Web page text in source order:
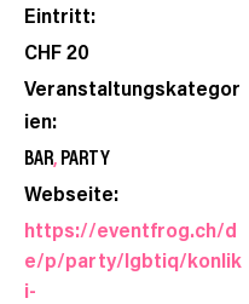
Eintritt:
CHF 20
Veranstaltungskategor
ien:
BAR,PARTY
Webseite:
https://eventfrog.ch/d
e/p/party/lgbtiq/konlik
i-